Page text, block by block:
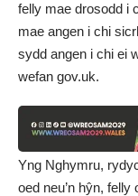
felly mae drosodd i
mae angen i chi
sydd angen i chi ei
wefan gov.uk.
Yng Nghymru,
oed neu’n hŷn,